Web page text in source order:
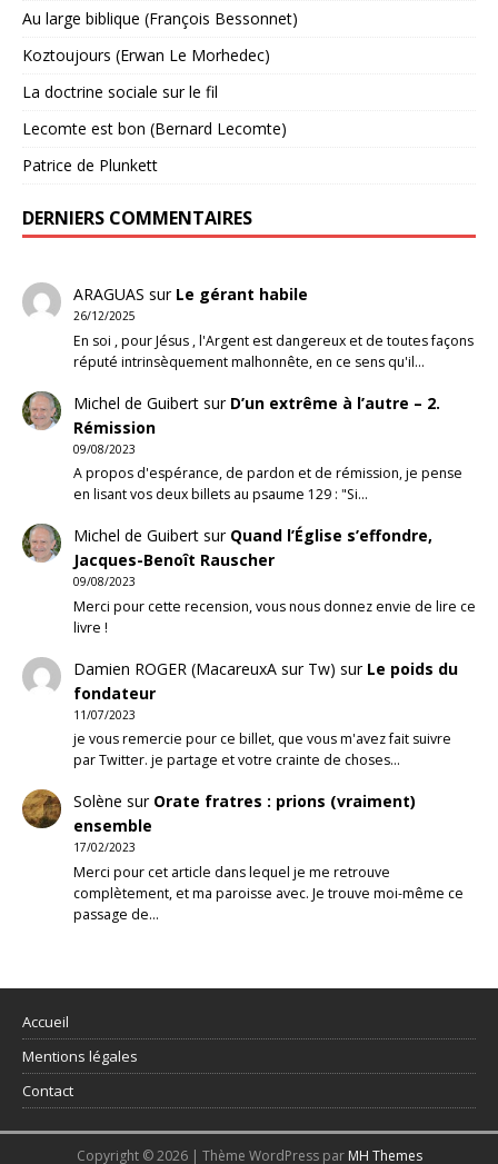
Au large biblique (François Bessonnet)
Koztoujours (Erwan Le Morhedec)
La doctrine sociale sur le fil
Lecomte est bon (Bernard Lecomte)
Patrice de Plunkett
DERNIERS COMMENTAIRES
ARAGUAS sur Le gérant habile
26/12/2025
En soi , pour Jésus , l'Argent est dangereux et de toutes façons
réputé intrinsèquement malhonnête, en ce sens qu'il…
Michel de Guibertsur D’un extrême à l’autre – 2.
Rémission
09/08/2023
A propos d'espérance, de pardon et de rémission, je pense
en lisant vos deux billets au psaume 129 : "Si…
Michel de Guibertsur Quand l’Église s’effondre,
Jacques-Benoît Rauscher
09/08/2023
Merci pour cette recension, vous nous donnez envie de lire ce
livre !
Damien ROGER (MacareuxA sur Tw) sur Le poids du
fondateur
11/07/2023
je vous remercie pour ce billet, que vous m'avez fait suivre
par Twitter. je partage et votre crainte de choses…
Solène sur Orate fratres : prions (vraiment)
ensemble
17/02/2023
Merci pour cet article dans lequel je me retrouve
complètement, et ma paroisse avec. Je trouve moi-même ce
passage de…
Accueil
Mentions légales
Contact
Copyright © 2026 | Thème WordPress par MH Themes